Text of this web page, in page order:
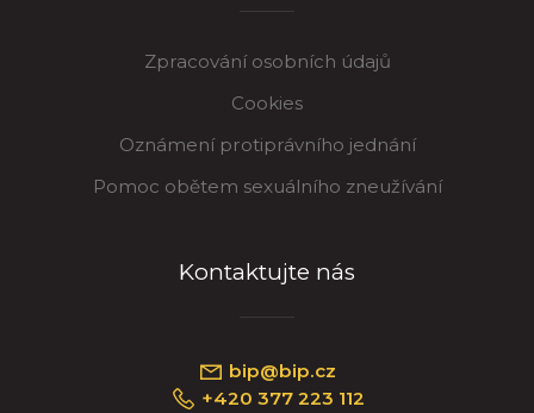
Zpracování osobních údajů
Cookies
Oznámení protiprávního jednání
Pomoc obětem sexuálního zneužívání
Kontaktujte nás
bip@bip.cz
+420 377 223 112